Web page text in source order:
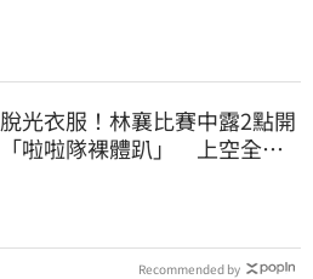
脫光衣服！林襄比賽中露2點開
「啦啦隊裸體趴」 上空全裸
Recommended by